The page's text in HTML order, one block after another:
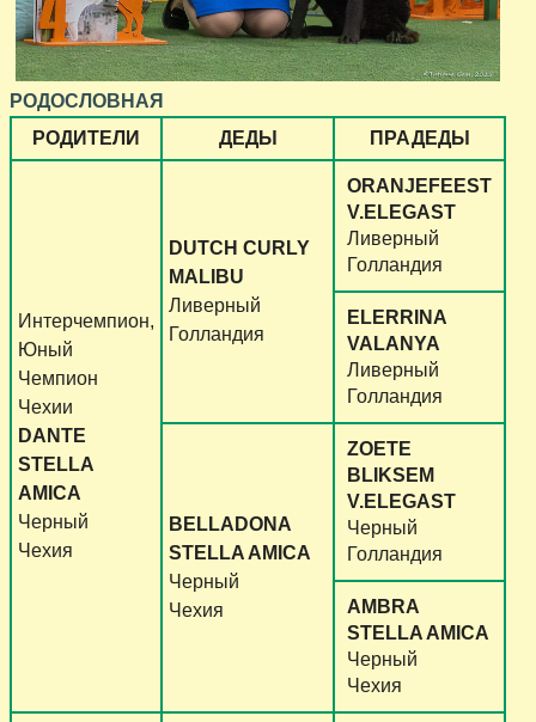
РОДОСЛОВНАЯ
РОДИТЕЛИ
ДЕДЫ ПРАДЕДЫ
Интерчемпион,
Юный
Чемпион
Чехии
DANTE
STELLA
AMICA
Черный
Чехия
DUTCH CURLY
MALIBU
Ливерный
Голландия
ORANJEFEEST
V.ELEGAST
Ливерный
Голландия
ELERRINA
VALANYA
Ливерный
Голландия
BELLADONA
STELLA AMICA
Черный
Чехия
ZOETE
BLIKSEM
V.ELEGAST
Черный
Голландия
AMBRA
STELLA AMICA
Черный
Чехия